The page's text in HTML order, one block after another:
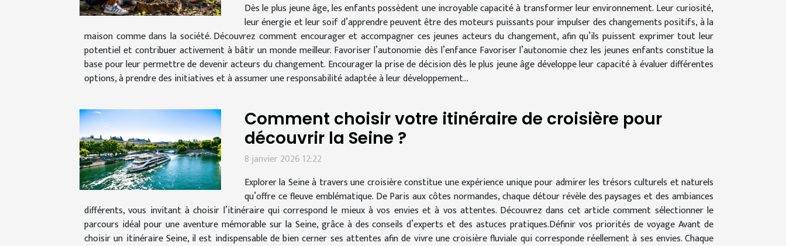
Dès le plus jeune âge, les enfants possèdent une incroyable capacité à transformer leur environnement. Leur curiosité,
leur énergie et leur soif d’apprendre peuvent être des moteurs puissants pour impulser des changements positifs, à la
maison comme dans la société. Découvrez comment encourager et accompagner ces jeunes acteurs du changement, afin qu’ils puissent exprimer tout leur
potentiel et contribuer activement à bâtir un monde meilleur. Favoriser l’autonomie dès l’enfance Favoriser l’autonomie chez les jeunes enfants constitue la
base pour leur permettre de devenir acteurs du changement. Encourager la prise de décision dès le plus jeune âge développe leur capacité à évaluer différentes
options, à prendre des initiatives et à assumer une responsabilité adaptée à leur développement...
Comment choisir votre itinéraire de croisière pour
découvrir la Seine ?
8 janvier 2026 12:22
Explorer la Seine à travers une croisière constitue une expérience unique pour admirer les trésors culturels et naturels
qu’offre ce fleuve emblématique. De Paris aux côtes normandes, chaque détour révèle des paysages et des ambiances
différents, vous invitant à choisir l’itinéraire qui correspond le mieux à vos envies et à vos attentes. Découvrez dans cet article comment sélectionner le
parcours idéal pour une aventure mémorable sur la Seine, grâce à des conseils d’experts et des astuces pratiques.Définir vos priorités de voyage Avant de
choisir un itinéraire Seine, il est indispensable de bien cerner ses attentes afin de vivre une croisière fluviale qui corresponde réellement à ses envies. Chaque